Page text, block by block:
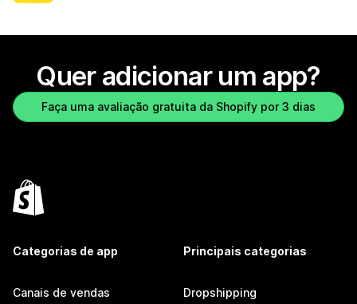
Quer adicionar um app?
Faça uma avaliação gratuita da Shopify por 3 dias
Categorias de app
Canais de vendas
Principais categorias
Dropshipping